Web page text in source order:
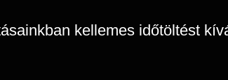
kellemes időtöltést